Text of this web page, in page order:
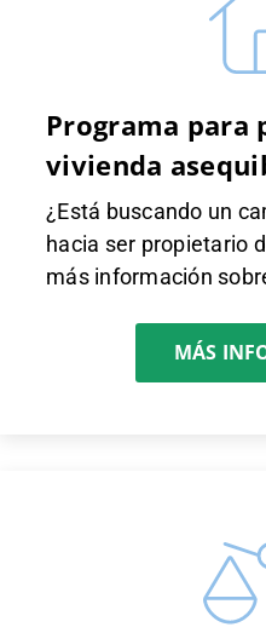
Programa para
vivienda
¿Está buscando un
hacia ser propietario
más información
MÁS